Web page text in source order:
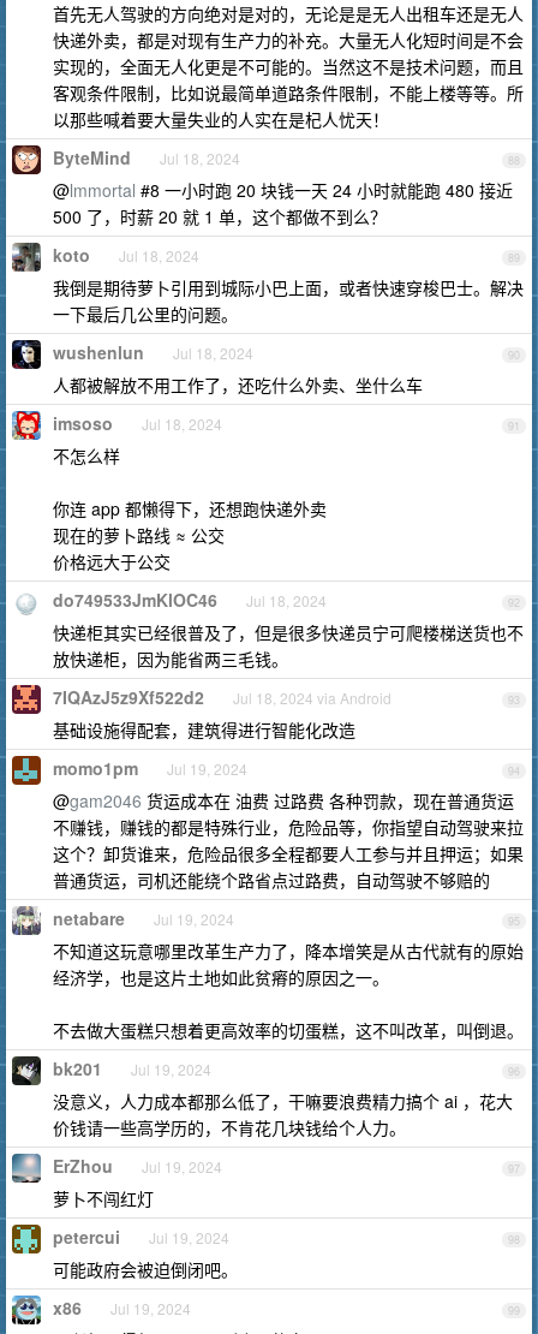
首先无人驾驶的方向绝对是对的，无论是是无人出租车还是无人
快递外卖，都是对现有生产力的补充。大量无人化短时间是不会
实现的，全面无人化更是不可能的。当然这不是技术问题，而且
客观条件限制，比如说最简单道路条件限制，不能上楼等等。所
以那些喊着要大量失业的人实在是杞人忧天！
88
ByteMind Jul 18, 2024
@lmmortal #8 一小时跑 20 块钱一天 24 小时就能跑 480 接近
500 了，时薪 20 就 1 单，这个都做不到么？
89
koto Jul 18, 2024
我倒是期待萝卜引用到城际小巴上面，或者快速穿梭巴士。解决
一下最后几公里的问题。
90
wushenlun Jul 18, 2024
人都被解放不用工作了，还吃什么外卖、坐什么车
91
imsoso Jul 18, 2024
不怎么样
你连 app 都懒得下，还想跑快递外卖
现在的萝卜路线 ≈ 公交
价格远大于公交
92
do749533JmKlOC46 Jul 18, 2024
快递柜其实已经很普及了，但是很多快递员宁可爬楼梯送货也不
放快递柜，因为能省两三毛钱。
93
7IQAzJ5z9Xf522d2 Jul 18, 2024 via Android
基础设施得配套，建筑得进行智能化改造
94
momo1pm Jul 19, 2024
@gam2046 货运成本在 油费 过路费 各种罚款，现在普通货运
不赚钱，赚钱的都是特殊行业，危险品等，你指望自动驾驶来拉
这个？卸货谁来，危险品很多全程都要人工参与并且押运；如果
普通货运，司机还能绕个路省点过路费，自动驾驶不够赔的
95
netabare Jul 19, 2024
不知道这玩意哪里改革生产力了，降本增笑是从古代就有的原始
经济学，也是这片土地如此贫瘠的原因之一。
不去做大蛋糕只想着更高效率的切蛋糕，这不叫改革，叫倒退。
96
bk201 Jul 19, 2024
没意义，人力成本都那么低了，干嘛要浪费精力搞个 ai ，花大
价钱请一些高学历的，不肯花几块钱给个人力。
97
ErZhou Jul 19, 2024
萝卜不闯红灯
98
petercui Jul 19, 2024
可能政府会被迫倒闭吧。
99
x86 Jul 19, 2024